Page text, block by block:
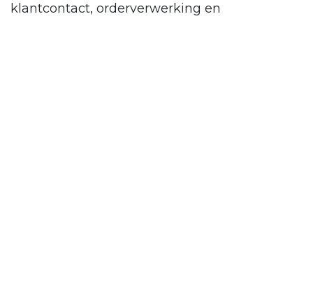
klantcontact, orderverwerking en